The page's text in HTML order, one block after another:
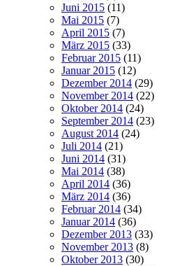
Juni 2015 (11)
Mai 2015 (7)
April 2015 (7)
März 2015 (33)
Februar 2015 (11)
Januar 2015 (12)
Dezember 2014 (29)
November 2014 (22)
Oktober 2014 (24)
September 2014 (23)
August 2014 (24)
Juli 2014 (21)
Juni 2014 (31)
Mai 2014 (38)
April 2014 (36)
März 2014 (36)
Februar 2014 (34)
Januar 2014 (36)
Dezember 2013 (33)
November 2013 (8)
Oktober 2013 (30)